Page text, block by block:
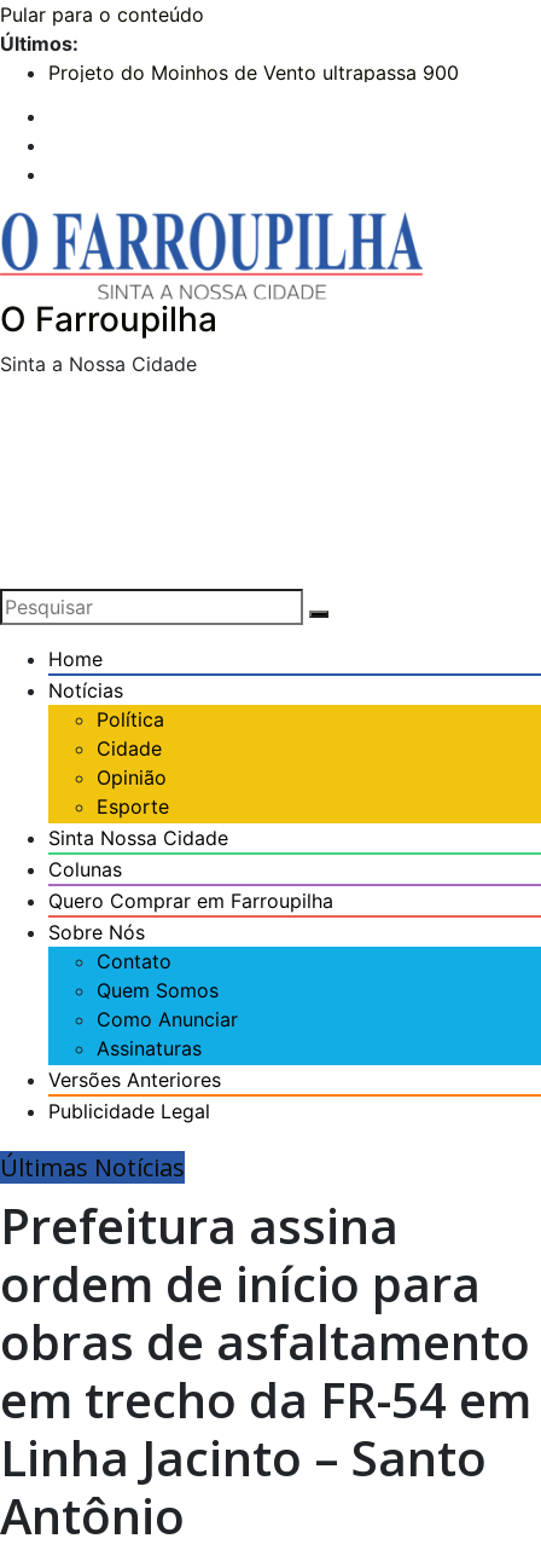
Pular para o conteúdo
Últimos:
Projeto do Moinhos de Vento ultrapassa 900
Sicredi Serrana promove formação para profissionais
de Apaes
Farroupilha recebe o 5º Festival de Inverno da Escola
Pública de Música
O Farroupilha
Sinta a Nossa Cidade
Home
Notícias
Política
Cidade
Opinião
Esporte
Sinta Nossa Cidade
Colunas
Quero Comprar em Farroupilha
Sobre Nós
Contato
Quem Somos
Como Anunciar
Assinaturas
Versões Anteriores
Publicidade Legal
Últimas Notícias
Prefeitura assina
ordem de início para
obras de asfaltamento
em trecho da FR-54 em
Linha Jacinto – Santo
Antônio